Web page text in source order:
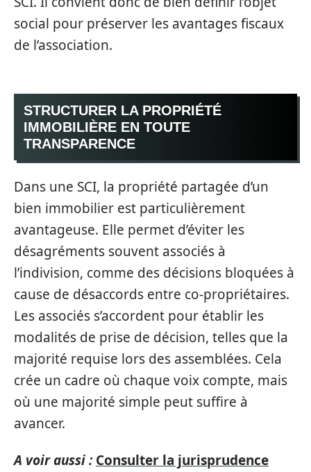
social pour préserver les avantages fiscaux
de l’association.
STRUCTURER LA PROPRIÉTÉ
IMMOBILIÈRE EN TOUTE
TRANSPARENCE
Dans une SCI, la propriété partagée d’un
bien immobilier est particulièrement
avantageuse. Elle permet d’éviter les
désagréments souvent associés à
l’indivision, comme des décisions bloquées à
cause de désaccords entre co-propriétaires.
Les associés s’accordent pour établir les
modalités de prise de décision, telles que la
majorité requise lors des assemblées. Cela
crée un cadre où chaque voix compte, mais
où une majorité simple peut suffire à
avancer.
A voir aussi : Consulter la jurisprudence